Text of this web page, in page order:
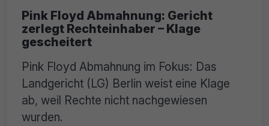
Pink Floyd Abmahnung: Gericht
zerlegt Rechteinhaber – Klage
gescheitert
Pink Floyd Abmahnung im Fokus: Das
Landgericht (LG) Berlin weist eine Klage
ab, weil Rechte nicht nachgewiesen
wurden.